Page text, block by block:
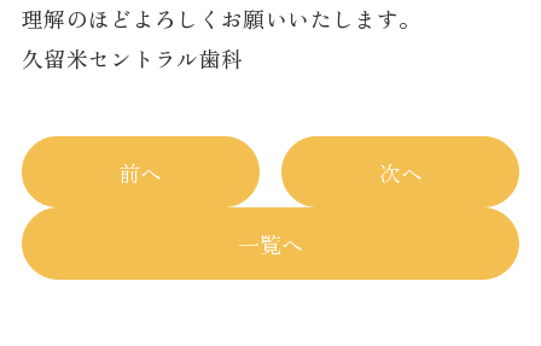
理解のほどよろしくお願いいたします。
久留米セントラル歯科
前へ
一覧へ
次へ